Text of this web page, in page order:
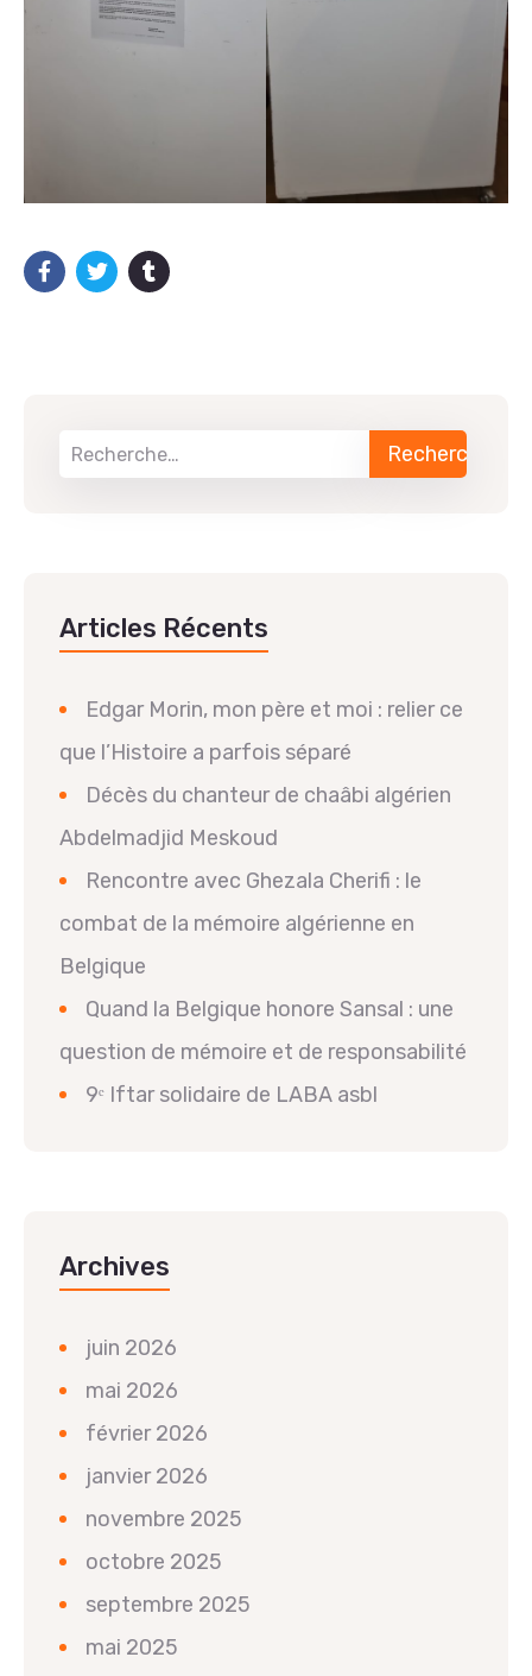
Articles Récents
Edgar Morin, mon père et moi : relier ce
que l’Histoire a parfois séparé
Décès du chanteur de chaâbi algérien
Abdelmadjid Meskoud
Rencontre avec Ghezala Cherifi : le
combat de la mémoire algérienne en
Belgique
Quand la Belgique honore Sansal : une
question de mémoire et de responsabilité
9ᵉ Iftar solidaire de LABA asbl
Archives
juin 2026
mai 2026
février 2026
janvier 2026
novembre 2025
octobre 2025
septembre 2025
mai 2025